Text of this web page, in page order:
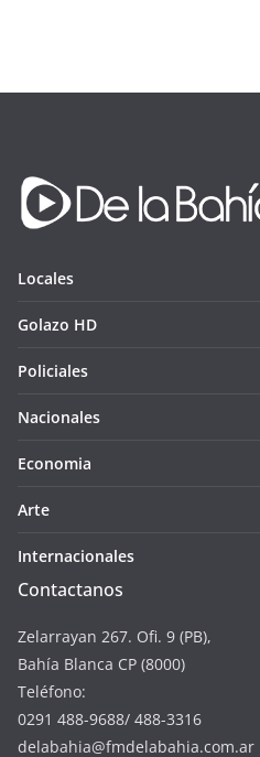
Locales
Golazo HD
Policiales
Nacionales
Economia
Arte
Internacionales
Contactanos
Zelarrayan 267. Ofi. 9 (PB),
Bahía Blanca CP (8000)
Teléfono:
0291 488-9688/ 488-3316
delabahia@fmdelabahia.com.ar